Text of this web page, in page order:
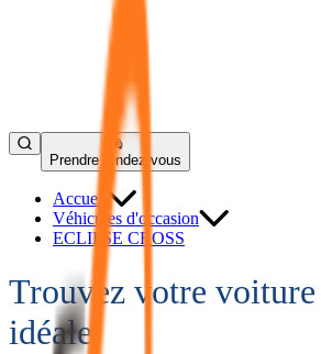
Prendre rendez-vous
Accueil
Véhicules d'occasion
ECLIPSE CROSS
Trouvez votre voiture
idéale